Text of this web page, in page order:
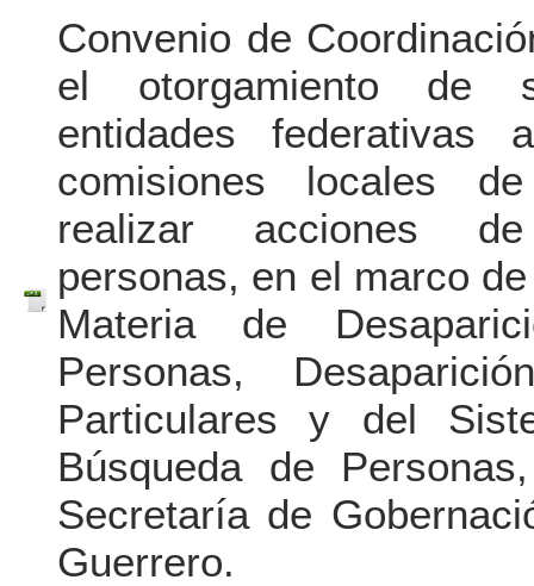
Convenio de
el otorgamiento de
entidades
comisiones locales
realizar acciones
personas, en el marco
Materia de
Personas,
Particulares y del
Búsqueda de
Secretaría de
Guerrero.